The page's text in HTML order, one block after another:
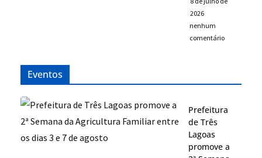
2026
nenhum
comentário
Eventos
Prefeitura
de Três
Lagoas
promove a